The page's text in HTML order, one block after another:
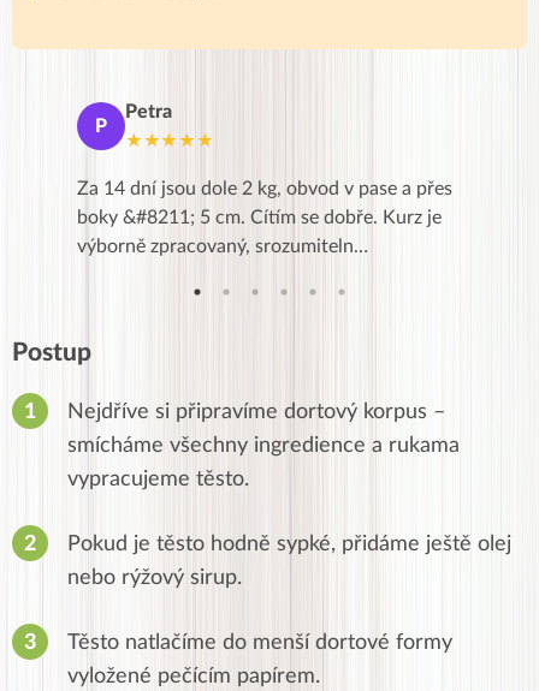
P
Petra
★★★★★
Za 14 dní jsou dole 2 kg, obvod v pase a přes
boky &#8211; 5 cm. Cítím se dobře. Kurz je
výborně zpracovaný, srozumiteln…
Postup
Nejdříve si připravíme dortový korpus –
smícháme všechny ingredience a rukama
vypracujeme těsto.
Pokud je těsto hodně sypké, přidáme ještě olej
nebo rýžový sirup.
Těsto natlačíme do menší dortové formy
vyložené pečícím papírem.